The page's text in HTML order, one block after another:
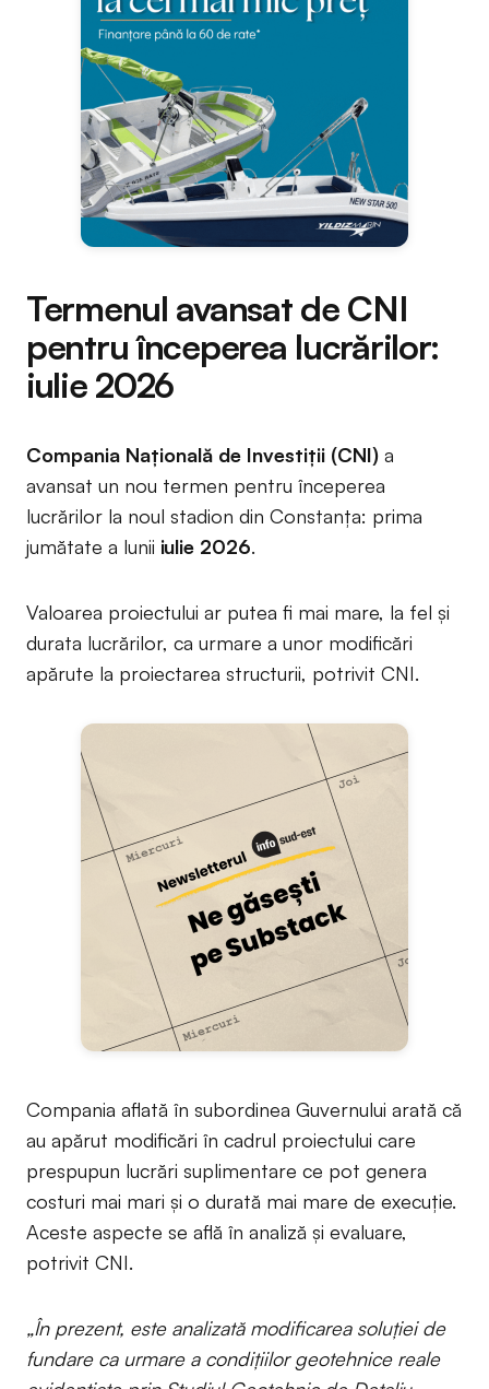
Termenul avansat de CNI
pentru începerea lucrărilor:
iulie 2026
Compania Națională de Investiții (CNI) a
avansat un nou termen pentru începerea
lucrărilor la noul stadion din Constanța: prima
jumătate a lunii iulie 2026.
Valoarea proiectului ar putea fi mai mare, la fel și
durata lucrărilor, ca urmare a unor modificări
apărute la proiectarea structurii, potrivit CNI.
Compania aflată în subordinea Guvernului arată că
au apărut modificări în cadrul proiectului care
prespupun lucrări suplimentare ce pot genera
costuri mai mari și o durată mai mare de execuție.
Aceste aspecte se află în analiză și evaluare,
potrivit CNI.
„În prezent, este analizată modificarea soluţiei de
fundare ca urmare a condiţiilor geotehnice reale